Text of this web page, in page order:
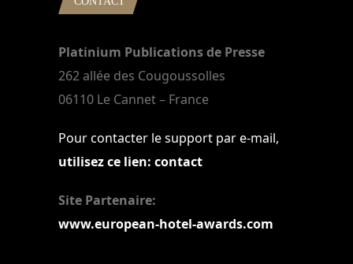
Platinium Publications de Presse
262 allée des Cougoussolles
06110 Le Cannet – France
Pour contacter le support par e-mail,
utilisez ce lien: contact
Site Partenaire:
www.european-hotel-awards.com